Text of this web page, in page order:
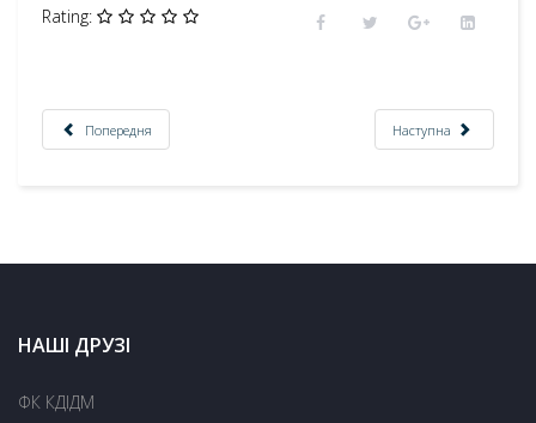
Rating:
Попередня Наступна
НАШІ ДРУЗІ
ФК КДІДМ